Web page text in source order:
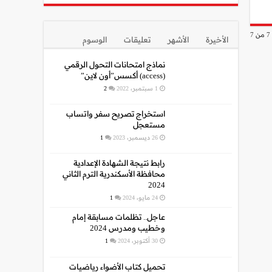
الأخيرة الأشهر تعليقات الوسوم
نماذج امتحانات التحول الرقمي
(access) أكسس”أون لاين”
1 سبتمبر، 2022 2
استخراج تصريح سفر واتساب
مستعجل
26 ديسمبر، 2023 1
رابط نتيجة الشهادة الإعدادية
محافظة الأسكندرية الترم الثاني
2024
24 مايو، 2024 1
عاجل.. تظلمات مسابقة إمام
وخطيب ومدرس 2024
30 أكتوبر، 2024 1
تحميل كتاب الأضواء رياضيات